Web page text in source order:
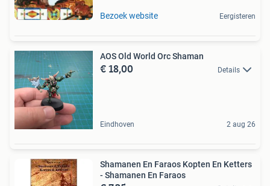
Bezoek website Eergisteren
AOS Old World Orc Shaman
€ 18,00 Details
Eindhoven 2 aug 26
Shamanen En Faraos Kopten En Ketters
- Shamanen En Faraos